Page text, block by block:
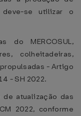
deve-se utilizar o
do MERCOSUL,
colheitadeiras,
- Artigo
- SH 2022.
atualização das
2022, conforme